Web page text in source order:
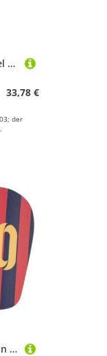
Wegiwuca Wood Anzeigetafel Billard Billard Score Boards Torschütze Holz Anzeigetafel Billard Anzeigetafel
33,78 €
der
Wegiwuca 1 Paar Fußball Shin Guard Erwachsene Atmungsaktiven Schocksicheren Fußball Sport Shin Pad Verstellbare Fußball Beinschutzwächter